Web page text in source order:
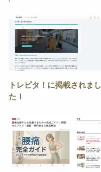
トレピタ！に掲載されまし
た！